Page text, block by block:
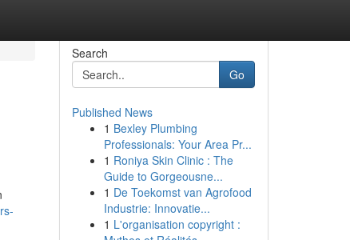
Search
Go
Published News
1 Bexley Plumbing
Professionals: Your Area Pr...
1 Roniya Skin Clinic : The
Guide to Gorgeousne...
1 De Toekomst van Agrofood
Industrie: Innovatie...
1 L'organisation copyright :